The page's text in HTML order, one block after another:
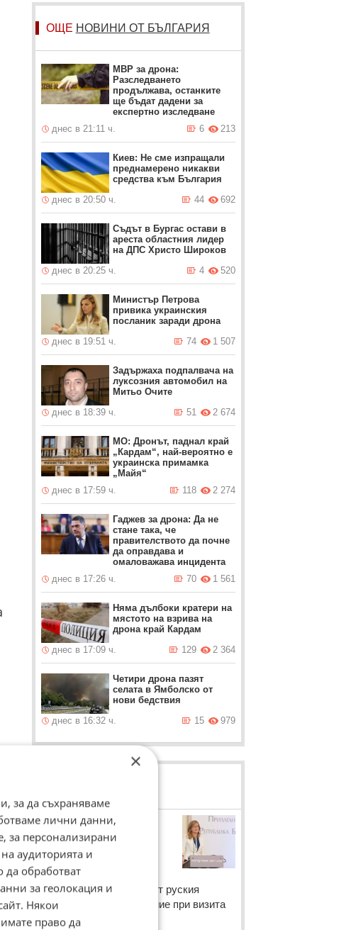
ОЩЕ НОВИНИ ОТ БЪЛГАРИЯ
МВР за дрона:
Разследването
продължава, останките
ще бъдат дадени за
експертно изследване
днес в 21:11 ч.
213
6
Киев: Не сме изпращали
преднамерено никакви
средства към България
днес в 20:50 ч.
692
44
Съдът в Бургас остави в
ареста областния лидер
на ДПС Христо Широков
днес в 20:25 ч.
520
4
Министър Петрова
привика украинския
посланик заради дрона
днес в 19:51 ч.
1 507
74
Задържаха подпалвача на
луксозния автомобил на
Митьо Очите
днес в 18:39 ч.
2 674
51
МО: Дронът, паднал край
„Кардам“, най-вероятно е
украинска примамка
„Майя“
днес в 17:59 ч.
2 274
118
Гаджев за дрона: Да не
стане така, че
правителството да почне
да оправдава и
омаловажава инцидента
днес в 17:26 ч.
1 561
70
Няма дълбоки кратери на
мястото на взрива на
дрона край Кардам
днес в 17:09 ч.
2 364
129
Четири дрона пазят
селата в Ямболско от
нови бедствия
днес в 16:32 ч.
979
15
Екатерина
Захариева
Външният министър
Екатерина Захариева
коментира изразеното от руския
патриарх Кирил огорчение при визита
му в България
×
за да съхраняваме
лични данни,
за персонализирани
аудиторията и
обработват
за геолокация и
Някои
право да